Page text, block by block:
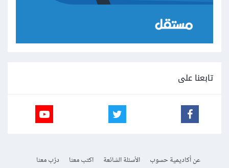
تابعنا على
عن أكاديمية حسوب الأسئلة الشائعة اكتب معنا
درّب معنا